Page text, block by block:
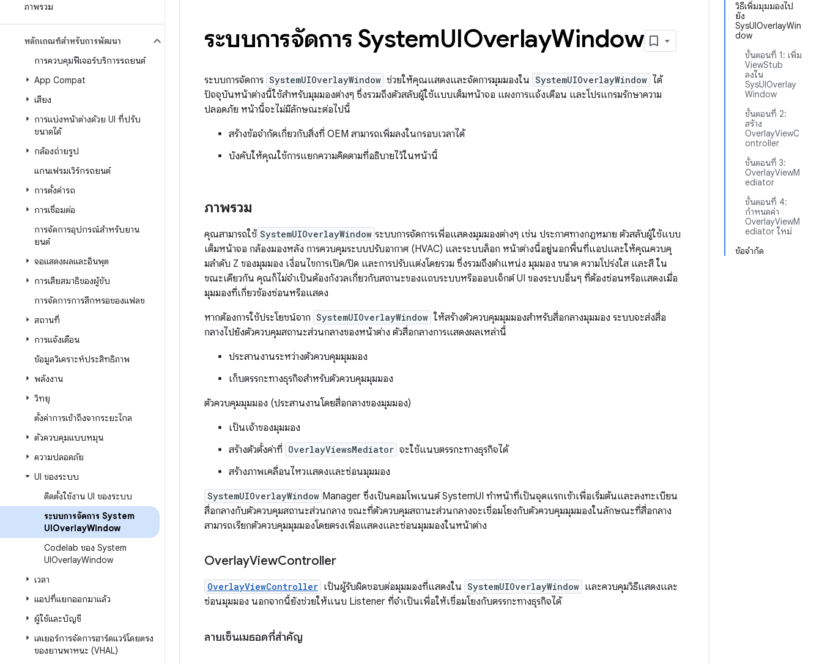
ภาพรวม
หลักเกณฑ์สำหรับการพัฒนา
การควบคุมฟีเจอร์บริการรถยนต์
App Compat
เสียง
การแบ่งหน้าต่างด้วย UI ที่ปรับ
ขนาดได้
กล้องถ่ายรูป
แกนเฟรมเวิร์กรถยนต์
การตั้งค่ารถ
การเชื่อมต่อ
การจัดการอุปกรณ์สำหรับยาน
ยนต์
จอแสดงผลและอินพุต
การเสียสมาธิของผู้ขับ
การจัดการการสึกหรอของแฟลช
สถานที่
การแจ้งเตือน
ข้อมูลวิเคราะห์ประสิทธิภาพ
พลังงาน
วิทยุ
ตั้งค่าการเข้าถึงจากระยะไกล
ตัวควบคุมแบบหมุน
ความปลอดภัย
UI ของระบบ
ติดตั้งใช้งาน UI ของระบบ
ระบบการจัดการ System
UIOverlayWindow
Codelab ของ System
UIOverlayWindow
เวลา
แอปที่แยกออกมาแล้ว
ผู้ใช้และบัญชี
เลเยอร์การจัดการฮาร์ดแวร์โดยตรง
ของยานพาหนะ (VHAL)
วิธีเพิ่มมุมมองไป
ยัง
SysUIOverlayWin
dow
ขั้นตอนที่ 1: เพิ่ม
ViewStub
ลงใน
SysUIOverlay
Window
ขั้นตอนที่ 2:
สร้าง
OverlayViewC
ontroller
ขั้นตอนที่ 3:
OverlayViewM
ediator
ขั้นตอนที่ 4:
กำหนดค่า
OverlayViewM
ediator ใหม่
ข้อจำกัด
ระบบการจัดการ SystemUIOverlayWindow
ระบบการจัดการ SystemUIOverlayWindow ช่วยให้คุณแสดงและจัดการมุมมองใน SystemUIOverlayWindow ได้
ปัจจุบันหน้าต่างนี้ใช้สำหรับมุมมองต่างๆ ซึ่งรวมถึงตัวสลับผู้ใช้แบบเต็มหน้าจอ แผงการแจ้งเตือน และโปรแกรมรักษาความ
ปลอดภัย หน้านี้จะไม่มีลักษณะต่อไปนี้
สร้างข้อจำกัดเกี่ยวกับสิ่งที่ OEM สามารถเพิ่มลงในกรอบเวลาได้
บังคับให้คุณใช้การแยกความคิดตามที่อธิบายไว้ในหน้านี้
ภาพรวม
คุณสามารถใช้ SystemUIOverlayWindow ระบบการจัดการเพื่อแสดงมุมมองต่างๆ เช่น ประกาศทางกฎหมาย ตัวสลับผู้ใช้แบบ
เต็มหน้าจอ กล้องมองหลัง การควบคุมระบบปรับอากาศ (HVAC) และระบบล็อก หน้าต่างนี้อยู่นอกพื้นที่แอปและให้คุณควบคุ
มลําดับ Z ของมุมมอง เงื่อนไขการเปิด/ปิด และการปรับแต่งโดยรวม ซึ่งรวมถึงตําแหน่ง มุมมอง ขนาด ความโปร่งใส และสี ใน
ขณะเดียวกัน คุณก็ไม่จําเป็นต้องกังวลเกี่ยวกับสถานะของแถบระบบหรือออบเจ็กต์ UI ของระบบอื่นๆ ที่ต้องซ่อนหรือแสดงเมื่อ
มุมมองที่เกี่ยวข้องซ่อนหรือแสดง
หากต้องการใช้ประโยชน์จาก SystemUIOverlayWindow ให้สร้างตัวควบคุมมุมมองสําหรับสื่อกลางมุมมอง ระบบจะส่งสื่อ
กลางไปยังตัวควบคุมสถานะส่วนกลางของหน้าต่าง ตัวสื่อกลางการแสดงผลเหล่านี้
ประสานงานระหว่างตัวควบคุมมุมมอง
เก็บตรรกะทางธุรกิจสําหรับตัวควบคุมมุมมอง
ตัวควบคุมมุมมอง (ประสานงานโดยสื่อกลางของมุมมอง)
เป็นเจ้าของมุมมอง
สร้างตัวตั้งค่าที่ OverlayViewsMediator จะใช้แนบตรรกะทางธุรกิจได้
สร้างภาพเคลื่อนไหวแสดงและซ่อนมุมมอง
SystemUIOverlayWindow Manager ซึ่งเป็นคอมโพเนนต์ SystemUI ทำหน้าที่เป็นจุดแรกเข้าเพื่อเริ่มต้นและลงทะเบียน
สื่อกลางกับตัวควบคุมสถานะส่วนกลาง ขณะที่ตัวควบคุมสถานะส่วนกลางจะเชื่อมโยงกับตัวควบคุมมุมมองในลักษณะที่สื่อกลาง
สามารถเรียกตัวควบคุมมุมมองโดยตรงเพื่อแสดงและซ่อนมุมมองในหน้าต่าง
OverlayViewController
OverlayViewController เป็นผู้รับผิดชอบต่อมุมมองที่แสดงใน SystemUIOverlayWindow และควบคุมวิธีแสดงและ
ซ่อนมุมมอง นอกจากนี้ยังช่วยให้แนบ Listener ที่จำเป็นเพื่อให้เชื่อมโยงกับตรรกะทางธุรกิจได้
ลายเซ็นเมธอดที่สําคัญ